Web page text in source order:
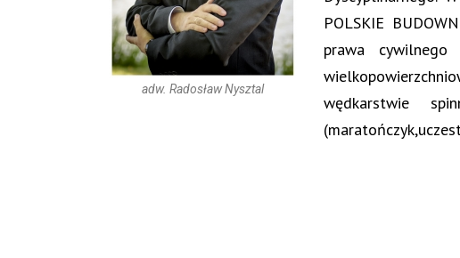
adw. Radosław Nysztal
POLSKIE
prawa
wędkarstwie